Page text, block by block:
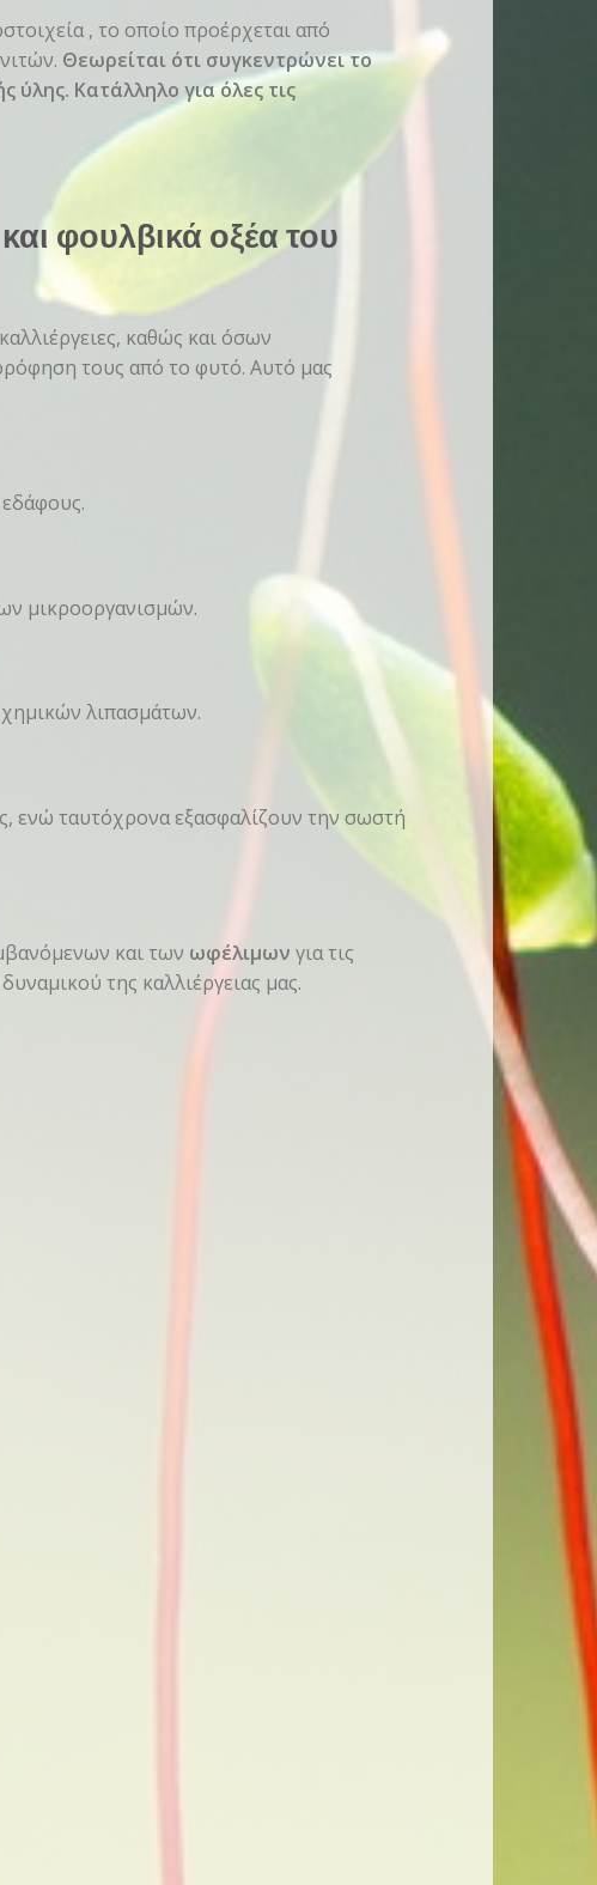
, το οποίο προέρχεται από
Θεωρείται ότι συγκεντρώνει το
Κατάλληλο για όλες τις
φουλβικά οξέα του
καθώς και όσων
τους από το φυτό. Αυτό μας
μικροοργανισμών.
λιπασμάτων.
ενώ ταυτόχρονα εξασφαλίζουν την σωστή
και των ωφέλιμων για τις
της καλλιέργειας μας.